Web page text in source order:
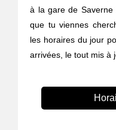
à la gare de
que tu viennes
les horaires du jour
arrivées, le tout mis à